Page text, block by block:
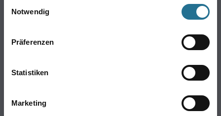
Notwendig
Präferenzen
Statistiken
Marketing
Online-Shop
WDV-Systeme
Putze- und Spachtelmassen
Werkzeug & Maschinen